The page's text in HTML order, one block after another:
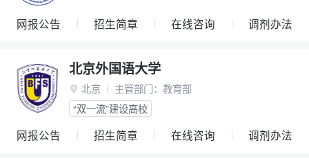
网报公告 招生简章 在线咨询 调剂办法
北京外国语大学
 北京 主管部门： 教育部
“双一流”建设高校
网报公告 招生简章 在线咨询 调剂办法